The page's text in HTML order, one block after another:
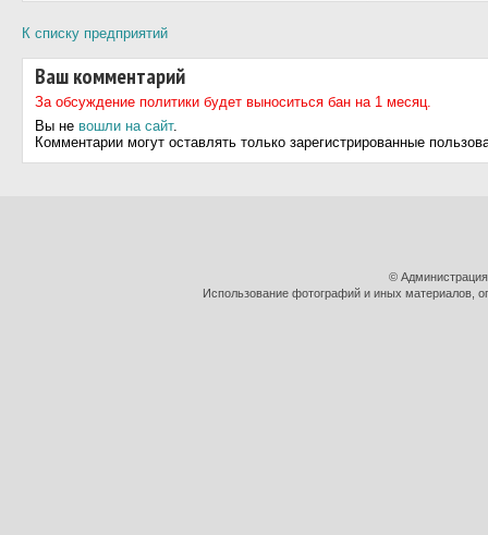
К списку предприятий
Ваш комментарий
За обсуждение политики будет выноситься бан на 1 месяц.
Вы не вошли на сайт.
Комментарии могут оставлять только зарегистрированные
©
Использование фотографий и иных материалов,